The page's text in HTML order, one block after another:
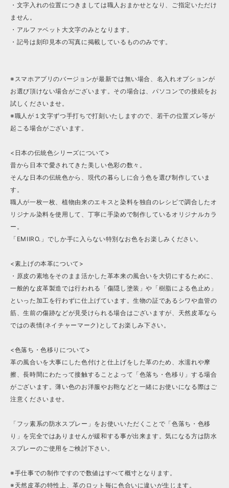
・文字入れの位置につきましては職人おまかせとなり、ご指定いただけ
ません。
・アルファベット大文字のみとなります。
・記号は刻印見本の写真に掲載しているもののみです。
※スマホアプリのバージョンが最新では無い場合、名入れオプションが
お選び頂けない場合がございます。その場合は、パソコンでの接続をお
試しくださいませ。
※職人が１文字ずつ手打ちで打刻いたしますので、若干の位置ズレ等が
起こる場合がございます。
<日本の伝統色シリーズについて>
昔から日本で愛されてきた美しい色彩の数々。
そんな日本の伝統色から、現代の暮らしに合う色を選び制作していま
す。
職人が一枚一枚、植物由来のエキスと染料を独自のレシピで調合したオ
リジナル染料を使用して、丁寧に手染めで制作しているオリジナルカラ
ー。
「EMIIRO.」でしか手に入らない特別なお色をお楽しみください。
<素上げの本革について>
・原皮の素地をそのまま活かした革本来の風合いを大切にするために、
一般的な皮革製造では行われる「傷隠し塗装」や「樹脂による色止め」
といった加工を行わずに仕上げています。生物の証であるシワや血管の
筋、生前の傷跡などが見受けられる場合はございますが、天然皮革なら
ではの表情(ネイチャーマーク)としてお楽しみ下さい。
<色落ち・色移りについて>
革の風合いを大事にした色付けと仕上げをした革のため、水濡れや摩
擦、長時間にわたって接触することよって「色落ち・色移り」する場合
がございます。薄い色のお洋服やお鞄などと一緒にお使いになる際はご
注意くださいませ。
「フッ素系の防水スプレー」をお使いいただくことで「色落ち・色移
り」を完全ではありませんが緩和する事が出来ます。気になる方は防水
スプレーのご使用をご検討下さい。
※手仕事での制作ですので数値はすべて概寸となります。
※天然皮革の特性上、革のロット毎に色合いに違いが生じます。